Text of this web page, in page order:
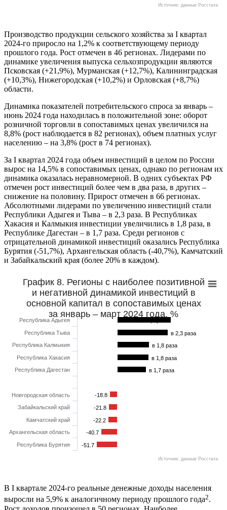
Источник: данные Росстата
Производство продукции сельского хозяйства за I квартал
2024-го приросло на 1,2% к соответствующему периоду
прошлого года. Рост отмечен в 46 регионах. Лидерами по
динамике увеличения выпуска сельхозпродукции являются
Псковская (+21,9%), Мурманская (+12,7%), Калининградская
(+10,3%), Нижегородская (+10,2%) и Орловская (+8,7%)
области.
Динамика показателей потребительского спроса за январь –
июнь 2024 года находилась в положительной зоне: оборот
розничной торговли в сопоставимых ценах увеличился на
8,8% (рост наблюдается в 82 регионах), объем платных услуг
населению – на 3,8% (рост в 74 регионах).
За I квартал 2024 года объем инвестиций в целом по России
вырос на 14,5% в сопоставимых ценах, однако по регионам их
динамика оказалась неравномерной. В одних субъектах РФ
отмечен рост инвестиций более чем в два раза, в других –
снижение на половину. Прирост отмечен в 66 регионах.
Абсолютными лидерами по увеличению инвестиций стали
Республики Адыгея и Тыва – в 2,3 раза. В Республиках
Хакасия и Калмыкия инвестиции увеличились в 1,8 раза, в
Республике Дагестан – в 1,7 раза. Среди регионов с
отрицательной динамикой инвестиций оказались Республика
Бурятия (-51,7%), Архангельская область (-40,7%), Камчатский
и Забайкальский края (более 20% в каждом).
График 8. Регионы с наиболее позитивной
и негативной динамикой инвестиций в
основной капитал в сопоставимых ценах
за январь – март 2024 года, %
в 2,3 раза
в 2,3 раза
в 1,8 раза
в 1,8 раза
в 1,7 раза
-18.8
-21.8
-22.2
-40.7
-51.7
Республика Адыгея
Республика Тыва
Республика Калмыкия
Республика Хакасия
Республика Дагестан
Новгородская область
Забайкальский край
Камчатский край
Архангельская область
Республика Бурятия
Источник: данные Росстата
В I квартале 2024-го реальные денежные доходы населения
выросли на 5,9% к аналогичному периоду прошлого года2.